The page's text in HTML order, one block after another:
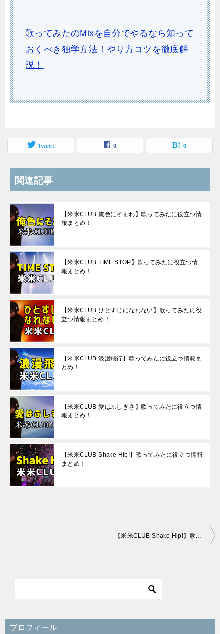
歌ってみたのMixを自分でやるなら知って
おくべき独学方法！やり方コツを徹底解
説！
Tweet 0 0
関連記事
【米米CLUB 俺色にそまれ】歌ってみたに役立つ情
報まとめ！
【米米CLUB TIME STOP】歌ってみたに役立つ情
報まとめ！
【米米CLUB ひとすじになれない】歌ってみたに役
立つ情報まとめ！
【米米CLUB 浪漫飛行】歌ってみたに役立つ情報ま
とめ！
【米米CLUB 愛はふしぎさ】歌ってみたに役立つ情
報まとめ！
【米米CLUB Shake Hip!】歌ってみたに役立つ情報
まとめ！
シ
【米米CLUB Shake Hip!】歌ってみたに役立つ情報まとめ！
プロフィール